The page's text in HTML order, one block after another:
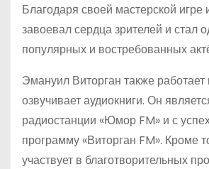
Благодаря своей мастерской игре
завоевал сердца зрителей и стал
популярных и востребованных
Эмануил Виторган также работает
озвучивает аудиокниги. Он
радиостанции «Юмор FM» и с
программу «Виторган FM». Кроме
участвует в благотворительных